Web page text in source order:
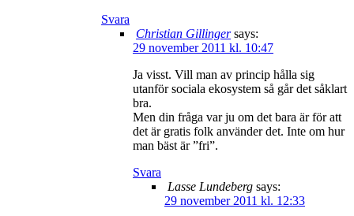
Svara
Christian Gillinger says:
29 november 2011 kl. 10:47
Ja visst. Vill man av princip hålla sig
utanför sociala ekosystem så går det såklart
bra.
Men din fråga var ju om det bara är för att
det är gratis folk använder det. Inte om hur
man bäst är ”fri”.
Svara
Lasse Lundeberg says:
29 november 2011 kl. 12:33